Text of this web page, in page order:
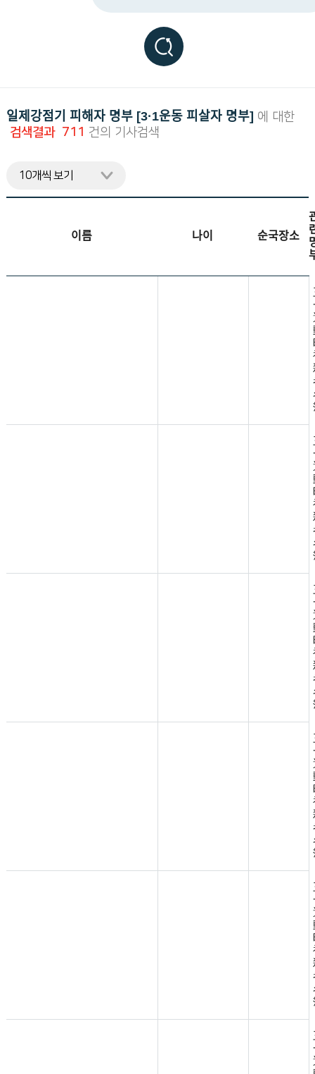
있일제강점기 피해자 명부 [3·1운동 피살자 명부] 에 대한
검색결과 711 건의 기사검색
이름 나이 순국장소